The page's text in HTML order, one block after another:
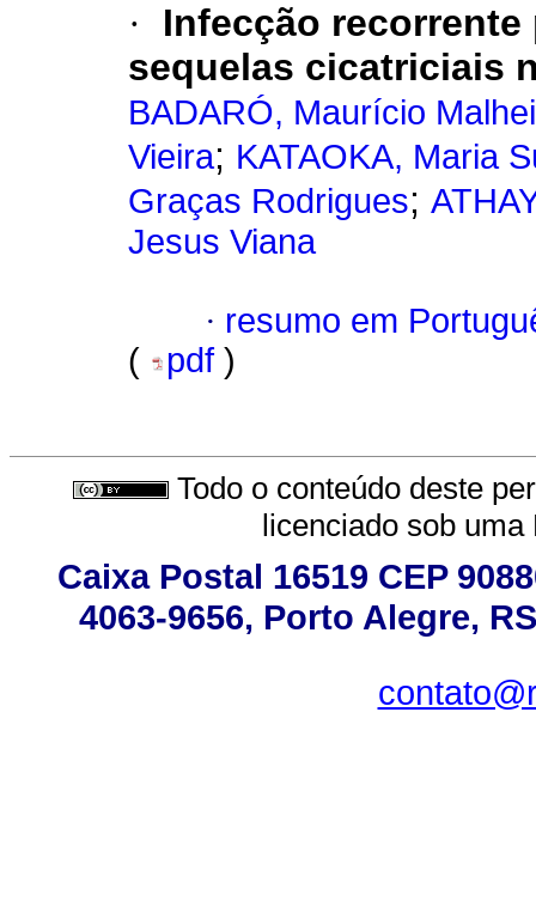
·
Infecção
sequelas cicatriciais
BADARÓ, Maurício
Vieira; KATAOKA, Maria
Graças Rodrigues;
Jesus Viana
· resumo em
(
pdf )
Todo o conteúdo deste
licenciado sob uma
Caixa Postal 16519 CEP
4063-9656, Porto Alegre,